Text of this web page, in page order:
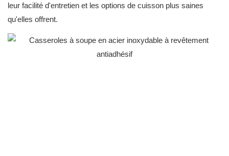
leur facilité d'entretien et les options de cuisson plus saines
qu'elles offrent.